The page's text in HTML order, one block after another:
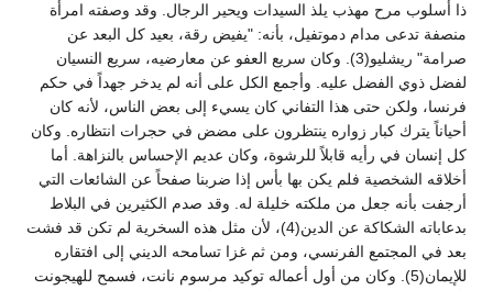
ذا أسلوب مرح مهذب يلذ السيدات ويحير الرجال. وقد وصفته امرأة
منصفة تدعى مدام دموتفيل، بأنه: "يفيض رقة، بعيد كل البعد عن
صرامة" ريشليو(3). وكان سريع العفو عن معارضيه، سريع النسيان
لفضل ذوي الفضل عليه. وأجمع الكل على أنه لم يدخر جهداً في حكم
فرنسا، ولكن حتى هذا التفاني كان يسيء إلى بعض الناس، لأنه كان
أحياناً يترك كبار زواره ينتظرون على مضض في حجرات انتظاره. وكان
كل إنسان في رأيه قابلاً للرشوة، وكان عديم الإحساس بالنزاهة. أما
أخلاقه الشخصية فلم يكن بها بأس إذا ضربنا صفحاً عن الشائعات التي
أرجفت بأنه جعل من ملكته خليلة له. وقد صدم الكثيرين في البلاط
بدعاباته الشكاكة عن الدين(4)، لأن مثل هذه السخرية لم تكن قد فشت
بعد في المجتمع الفرنسي، ومن ثم غزا تسامحه الديني إلى افتقاره
للإيمان(5). وكان من أول أعماله توكيد مرسوم نانت، فسمح للهيجونت